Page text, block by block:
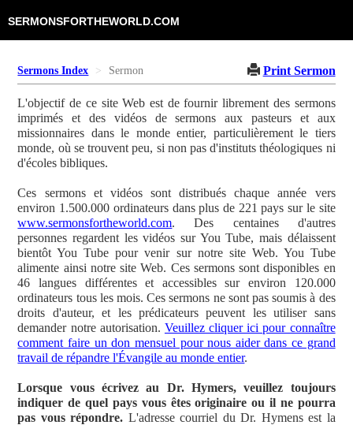
SERMONSFORTHEWORLD.COM
Sermons Index Sermon Print Sermon
L'objectif de ce site Web est de fournir librement des sermons
imprimés et des vidéos de sermons aux pasteurs et aux
missionnaires dans le monde entier, particulièrement le tiers
monde, où se trouvent peu, si non pas d'instituts théologiques ni
d'écoles bibliques.
Ces sermons et vidéos sont distribués chaque année vers
environ 1.500.000 ordinateurs dans plus de 221 pays sur le site
www.sermonsfortheworld.com. Des centaines d'autres
personnes regardent les vidéos sur You Tube, mais délaissent
bientôt You Tube pour venir sur notre site Web. You Tube
alimente ainsi notre site Web. Ces sermons sont disponibles en
46 langues différentes et accessibles sur environ 120.000
ordinateurs tous les mois. Ces sermons ne sont pas soumis à des
droits d'auteur, et les prédicateurs peuvent les utiliser sans
demander notre autorisation. Veuillez cliquer ici pour connaître
comment faire un don mensuel pour nous aider dans ce grand
travail de répandre l'Évangile au monde entier.
Lorsque vous écrivez au Dr. Hymers, veuillez toujours
indiquer de quel pays vous êtes originaire ou il ne pourra
pas vous répondre. L'adresse courriel du Dr. Hymens est la